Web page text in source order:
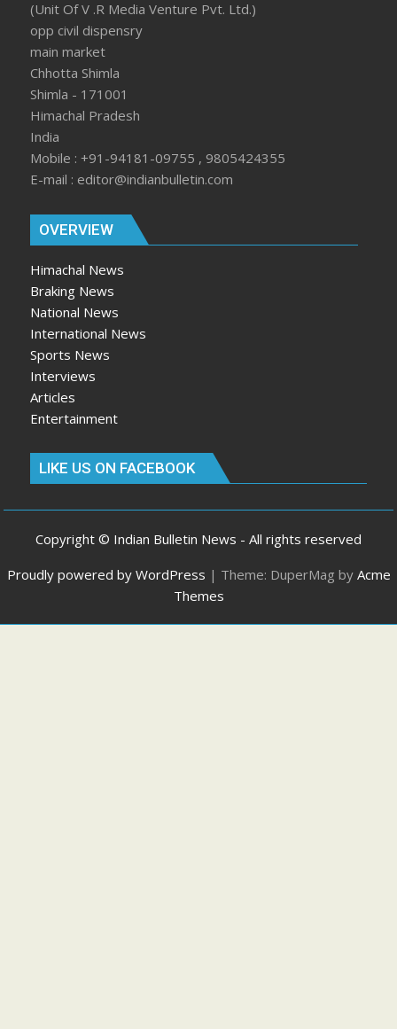
(Unit Of V .R Media Venture Pvt. Ltd.)
opp civil dispensry
main market
Chhotta Shimla
Shimla - 171001
Himachal Pradesh
India
Mobile : +91-94181-09755 , 9805424355
E-mail : editor@indianbulletin.com
OVERVIEW
Himachal News
Braking News
National News
International News
Sports News
Interviews
Articles
Entertainment
LIKE US ON FACEBOOK
Copyright © Indian Bulletin News - All rights reserved
Proudly powered by WordPress | Theme: DuperMag by Acme
Themes